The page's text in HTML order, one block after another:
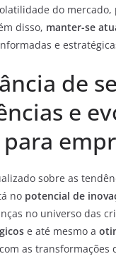
do
disso, manter-se
e
de
e
sobre as
no potencial de
no universo das
e até mesmo a
as transformações